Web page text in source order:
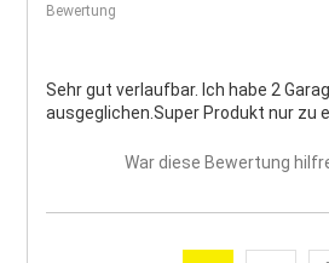
Bewertung
Sehr gut verlaufbar. Ich habe 2
ausgeglichen.Super Produkt nur zu
War diese Bewertung
Seite